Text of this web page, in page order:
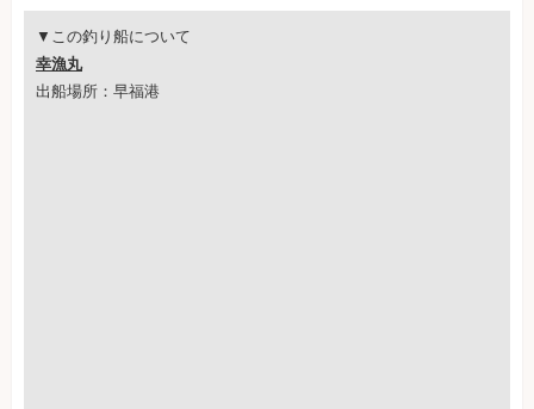
▼この釣り船について
幸漁丸
出船場所：早福港